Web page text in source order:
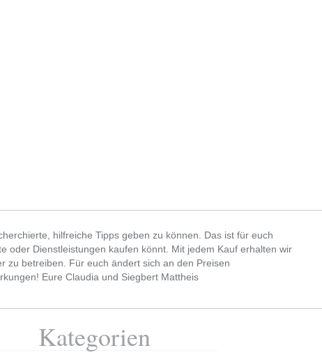
hilfreiche Tipps geben zu können. Das ist für euch
oder Dienstleistungen kaufen könnt. Mit jedem Kauf erhalten wir
zu betreiben. Für euch ändert sich an den Preisen
Eure Claudia und Siegbert Mattheis
Kategorien